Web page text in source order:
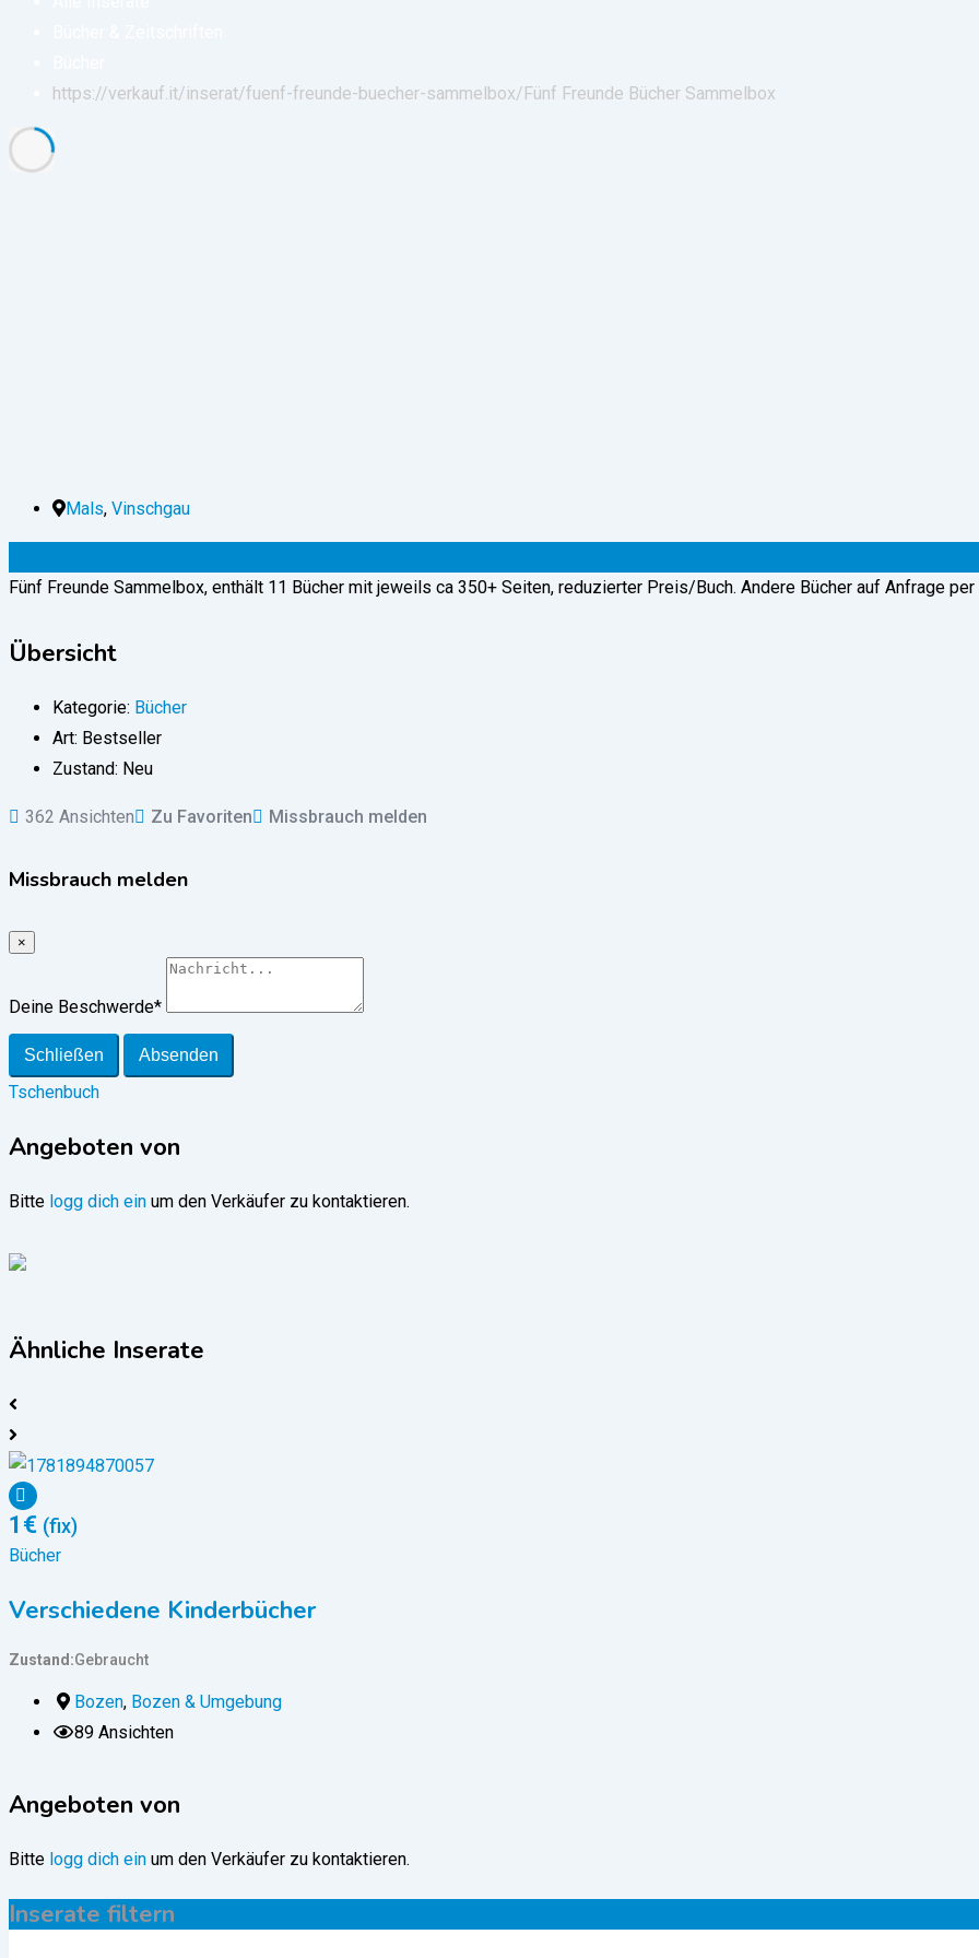
https://verkauf.it/inserat/fuenf-freunde-buecher-sammelbox/ Fünf Freunde Bücher Sammelbox
Mals, Vinschgau
Fünf Freunde Sammelbox, enthält 11 Bücher mit jeweils ca 350+ Seiten, reduzierter Preis/Buch. Andere Bücher auf Anfrage
Übersicht
Kategorie: Bücher
Art: Bestseller
Zustand: Neu
362 Ansichten Zu Favoriten Missbrauch melden
Missbrauch melden
×
Deine Beschwerde*
Schließen Absenden
Tschenbuch
Angeboten von
Bitte logg dich ein um den Verkäufer zu kontaktieren.
Ähnliche Inserate
1 € (fix)
Bücher
Verschiedene Kinderbücher
Zustand Gebraucht
Bozen, Bozen & Umgebung
89 Ansichten
Angeboten von
Bitte logg dich ein um den Verkäufer zu kontaktieren.
Inserate filtern